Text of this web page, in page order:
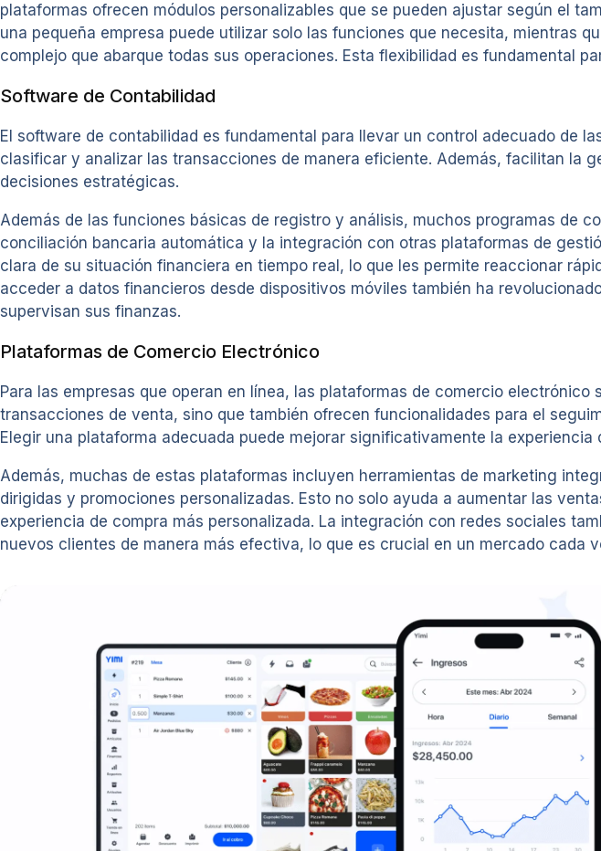
plataformas ofrecen módulos personalizables que se pueden ajustar según el
una pequeña empresa puede utilizar solo las funciones que necesita, mientras
complejo que abarque todas sus operaciones. Esta flexibilidad es fundamental
Software de Contabilidad
El software de contabilidad es fundamental para llevar un control adecuado de
clasificar y analizar las transacciones de manera eficiente. Además, facilitan la
decisiones estratégicas.
Además de las funciones básicas de registro y análisis, muchos programas de
conciliación bancaria automática y la integración con otras plataformas de
clara de su situación financiera en tiempo real, lo que les permite reaccionar
acceder a datos financieros desde dispositivos móviles también ha
supervisan sus finanzas.
Plataformas de Comercio Electrónico
Para las empresas que operan en línea, las plataformas de comercio
transacciones de venta, sino que también ofrecen funcionalidades para el
Elegir una plataforma adecuada puede mejorar significativamente la
Además, muchas de estas plataformas incluyen herramientas de marketing
dirigidas y promociones personalizadas. Esto no solo ayuda a aumentar las
experiencia de compra más personalizada. La integración con redes sociales
nuevos clientes de manera más efectiva, lo que es crucial en un mercado cada